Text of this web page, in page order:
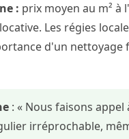
: prix moyen au m² à
Les régies
d'un
: « Nous faisons appel
irréprochable,